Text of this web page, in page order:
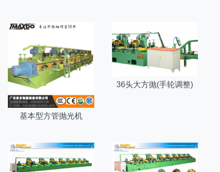
基本型方管抛光机
36头大方抛(手轮调整)